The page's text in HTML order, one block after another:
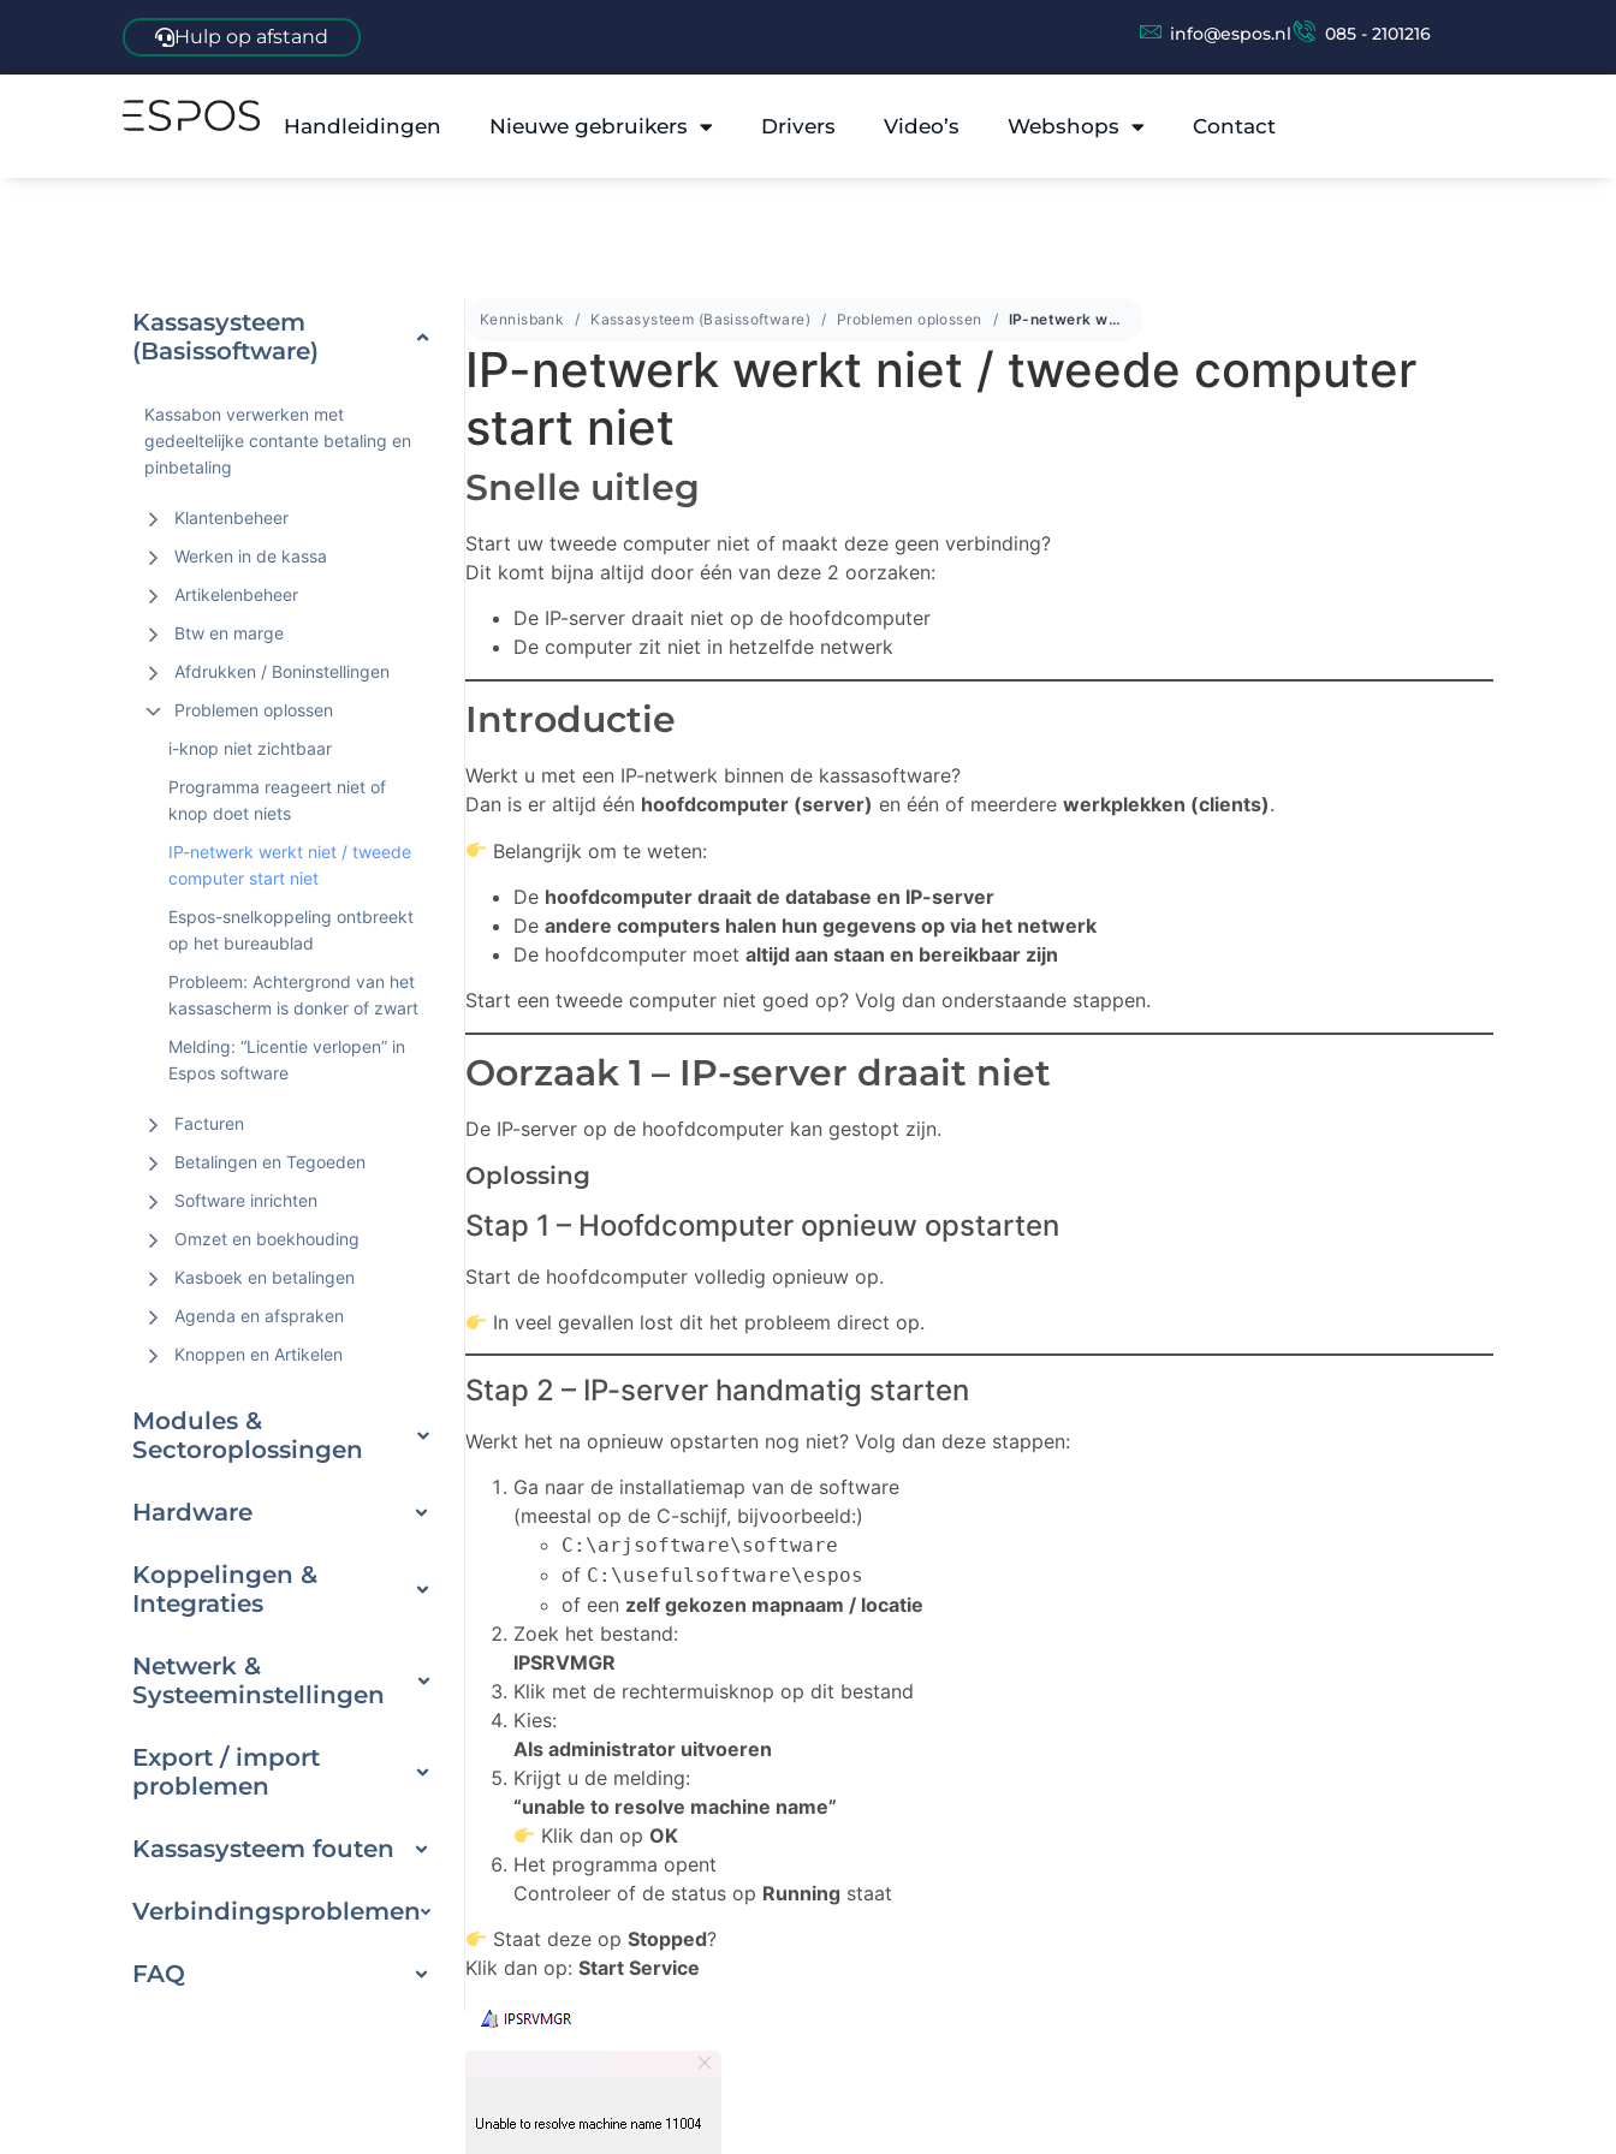
Hulp op afstand info@espos.nl 085 - 2101216
Handleidingen Nieuwe gebruikers Drivers Video’s Webshops Contact
Kassasysteem
(Basissoftware)
Kassabon verwerken met
gedeeltelijke contante betaling en
pinbetaling
Klantenbeheer
Werken in de kassa
Artikelenbeheer
Btw en marge
Afdrukken / Boninstellingen
Problemen oplossen
i-knop niet zichtbaar
Programma reageert niet of
knop doet niets
IP-netwerk werkt niet / tweede
computer start niet
Espos-snelkoppeling ontbreekt
op het bureaublad
Probleem: Achtergrond van het
kassascherm is donker of zwart
Melding: “Licentie verlopen” in
Espos software
Facturen
Betalingen en Tegoeden
Software inrichten
Omzet en boekhouding
Kasboek en betalingen
Agenda en afspraken
Knoppen en Artikelen
Modules &
Sectoroplossingen
Hardware
Koppelingen &
Integraties
Netwerk &
Systeeminstellingen
Export / import
problemen
Kassasysteem fouten
Verbindingsproblemen
FAQ
Kennisbank Kassasysteem (Basissoftware) Problemen oplossen IP-netwerk werkt niet / tweede computer start niet
IP-netwerk werkt niet / tweede computer
start niet
Snelle uitleg
Start uw tweede computer niet of maakt deze geen verbinding?
Dit komt bijna altijd door één van deze 2 oorzaken:
De IP-server draait niet op de hoofdcomputer
De computer zit niet in hetzelfde netwerk
Introductie
Werkt u met een IP-netwerk binnen de kassasoftware?
Dan is er altijd één hoofdcomputer (server) en één of meerdere werkplekken (clients).
Belangrijk om te weten:
De hoofdcomputer draait de database en IP-server
De andere computers halen hun gegevens op via het netwerk
De hoofdcomputer moet altijd aan staan en bereikbaar zijn
Start een tweede computer niet goed op? Volg dan onderstaande stappen.
Oorzaak 1 – IP-server draait niet
De IP-server op de hoofdcomputer kan gestopt zijn.
Oplossing
Stap 1 – Hoofdcomputer opnieuw opstarten
Start de hoofdcomputer volledig opnieuw op.
In veel gevallen lost dit het probleem direct op.
Stap 2 – IP-server handmatig starten
Werkt het na opnieuw opstarten nog niet? Volg dan deze stappen:
Ga naar de installatiemap van de software
(meestal op de C-schijf, bijvoorbeeld:)
C:\arjsoftware\software
of C:\usefulsoftware\espos
of een zelf gekozen mapnaam / locatie
Zoek het bestand:
IPSRVMGR
Klik met de rechtermuisknop op dit bestand
Kies:
Als administrator uitvoeren
Krijgt u de melding:
“unable to resolve machine name”
Klik dan opOK
Het programma opent
Controleer of de status op Running staat
Staat deze opStopped?
Klik dan op: Start Service